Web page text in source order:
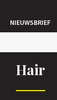
NIEUWSBRIEF
Hair